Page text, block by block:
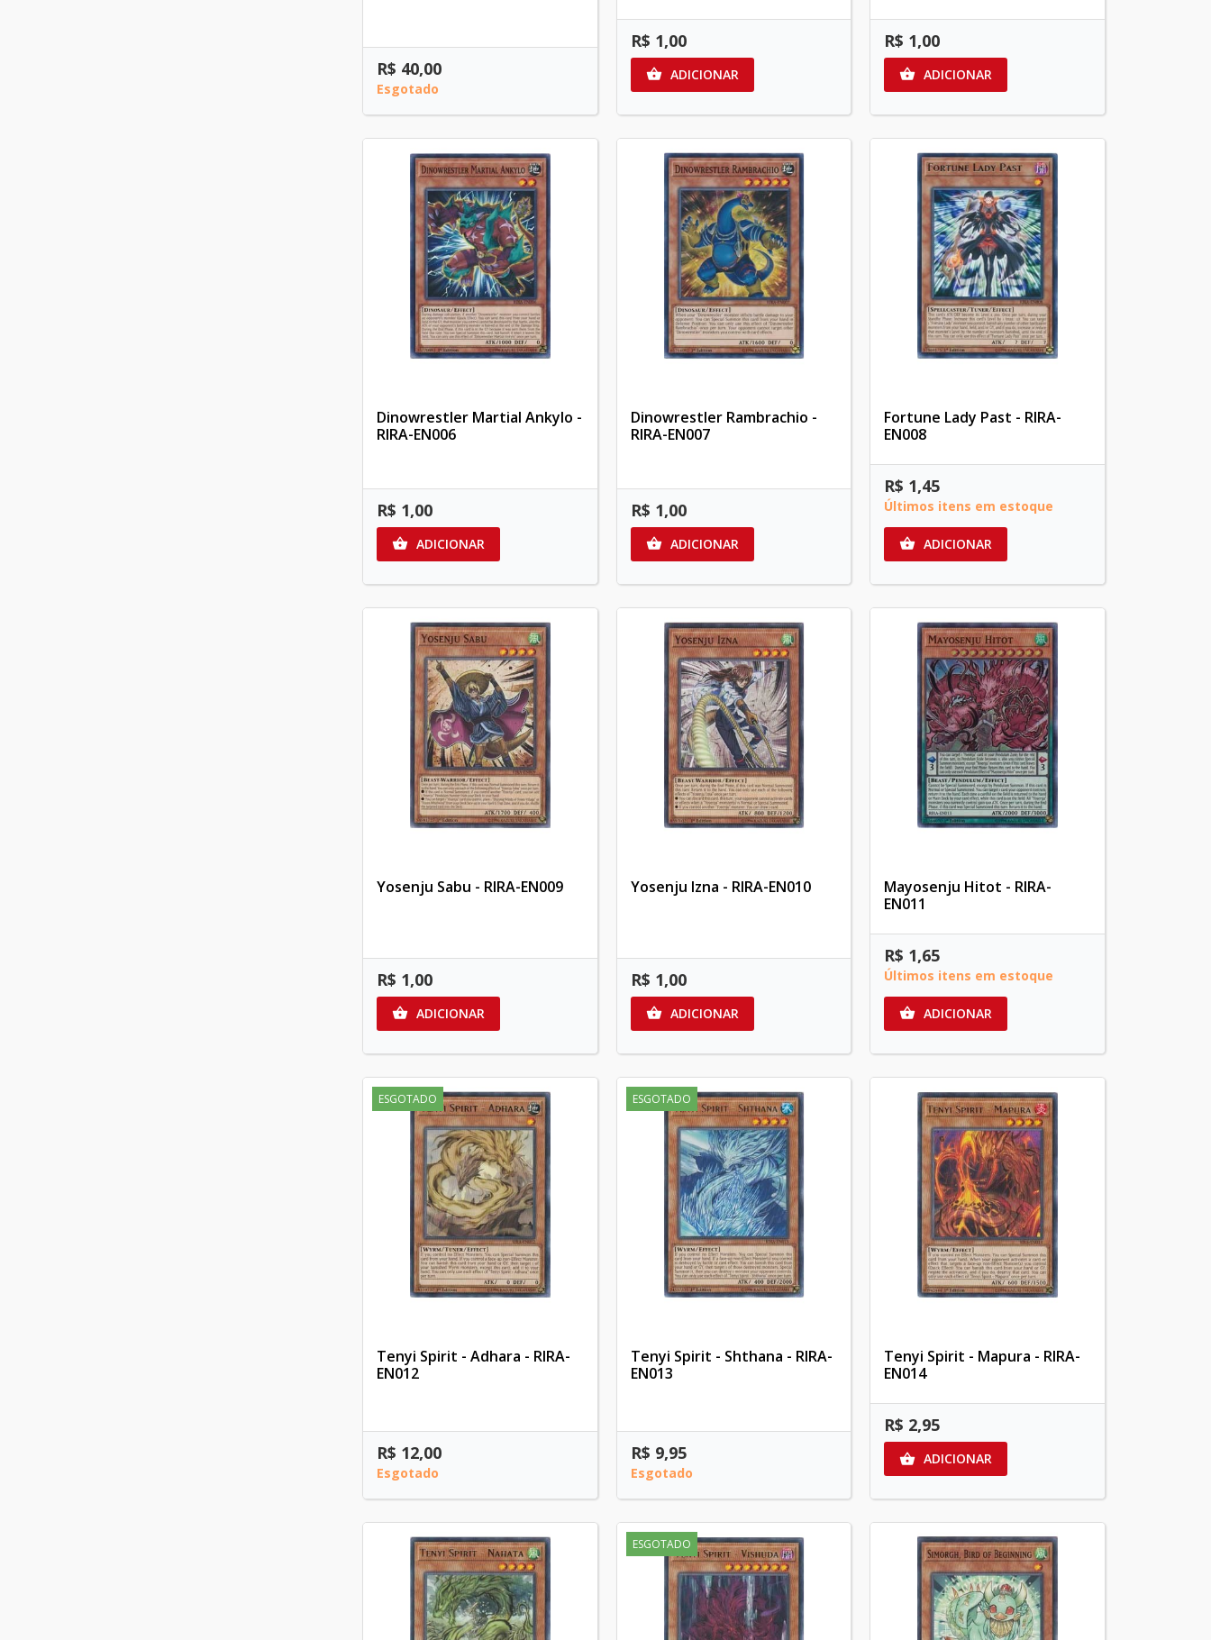
R$ 40,00
Esgotado
R$ 1,00
 ADICIONAR
R$ 1,00
 ADICIONAR
Dinowrestler Martial Ankylo -
RIRA-EN006
R$ 1,00
 ADICIONAR
Dinowrestler Rambrachio -
RIRA-EN007
R$ 1,00
 ADICIONAR
Fortune Lady Past - RIRA-
EN008
R$ 1,45
Últimos itens em estoque
 ADICIONAR
Yosenju Sabu - RIRA-EN009
R$ 1,00
 ADICIONAR
Yosenju Izna - RIRA-EN010
R$ 1,00
 ADICIONAR
Mayosenju Hitot - RIRA-
EN011
R$ 1,65
Últimos itens em estoque
 ADICIONAR
ESGOTADO
Tenyi Spirit - Adhara - RIRA-
EN012
R$ 12,00
Esgotado
ESGOTADO
Tenyi Spirit - Shthana - RIRA-
EN013
R$ 9,95
Esgotado
Tenyi Spirit - Mapura - RIRA-
EN014
R$ 2,95
 ADICIONAR
ESGOTADO